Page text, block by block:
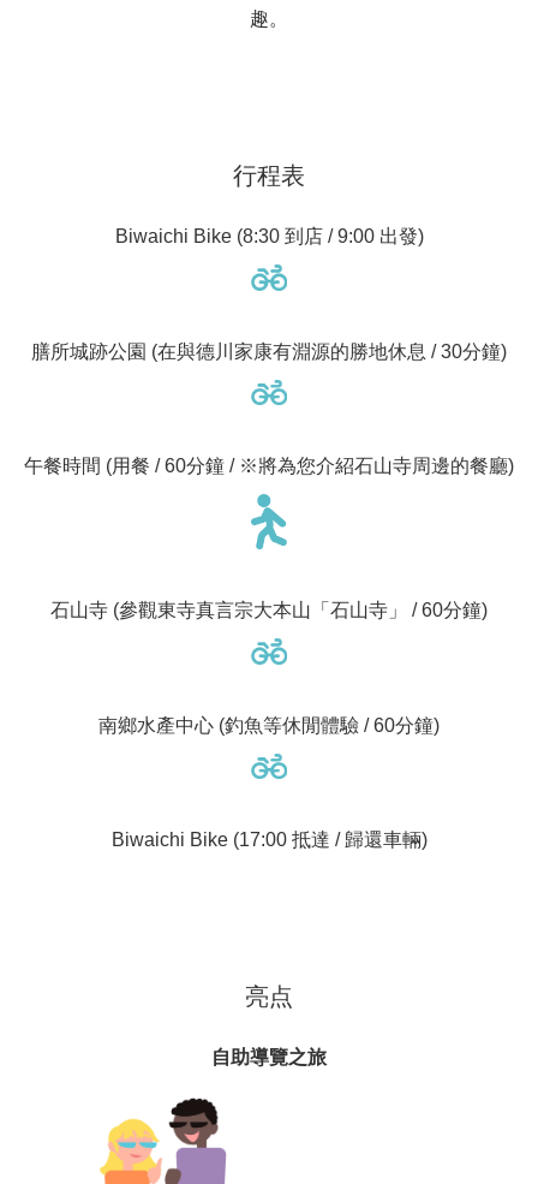
趣。
行程表
Biwaichi Bike (8:30 到店 / 9:00 出發)
膳所城跡公園 (在與德川家康有淵源的勝地休息 / 30分鐘)
午餐時間 (用餐 / 60分鐘 / ※將為您介紹石山寺周邊的餐廳)
石山寺 (參觀東寺真言宗大本山「石山寺」 / 60分鐘)
南鄉水產中心 (釣魚等休閒體驗 / 60分鐘)
Biwaichi Bike (17:00 抵達 / 歸還車輛)
亮点
自助導覽之旅